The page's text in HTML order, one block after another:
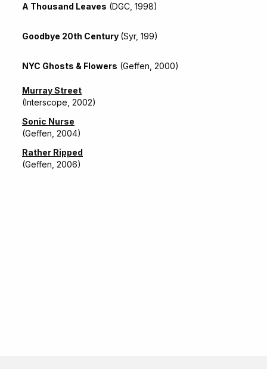
A Thousand Leaves (DGC, 1998)
Goodbye 20th Century (Syr, 199)
NYC Ghosts & Flowers (Geffen, 2000)
Murray Street
(Interscope, 2002)
Sonic Nurse
(Geffen, 2004)
Rather Ripped
(Geffen, 2006)